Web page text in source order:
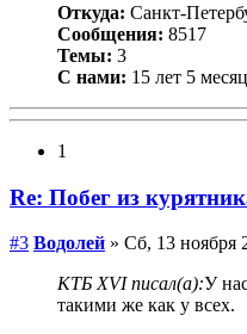
Откуда: Санкт-
Сообщения: 8517
Темы: 3
С нами: 15 лет 5
1
Re: Побег из
#3 Водолей » Сб, 13 ноября
КТБ XVI писал(а):У
такими же как у всех.